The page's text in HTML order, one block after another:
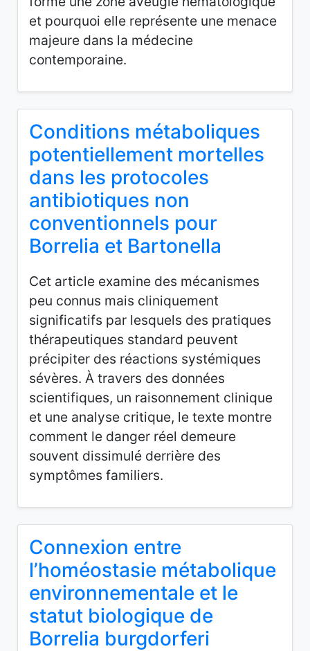
et pourquoi elle représente une menace
majeure dans la médecine
contemporaine.
Conditions métaboliques
potentiellement mortelles
dans les protocoles
antibiotiques non
conventionnels pour
Borrelia et Bartonella
Cet article examine des mécanismes
peu connus mais cliniquement
significatifs par lesquels des pratiques
thérapeutiques standard peuvent
précipiter des réactions systémiques
sévères. À travers des données
scientifiques, un raisonnement clinique
et une analyse critique, le texte montre
comment le danger réel demeure
souvent dissimulé derrière des
symptômes familiers.
Connexion entre
l’homéostasie métabolique
environnementale et le
statut biologique de
Borrelia burgdorferi